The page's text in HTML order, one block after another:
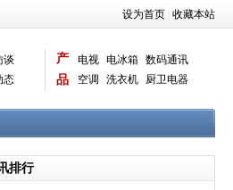
设为首页 收藏本站
谈
态
产
品
电视 电冰箱 数码通讯
空调
洗衣机
厨卫电器
排行